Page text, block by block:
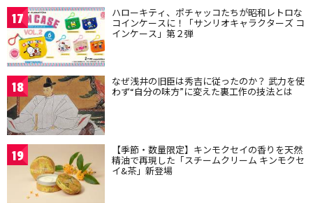
17 ハローキティ、ポチャッコたちが昭和レトロな
コインケースに！「サンリオキャラクターズ コ
インケース」第２弾
18 なぜ浅井の旧臣は秀吉に従ったのか？ 武力を使
わず“自分の味方”に変えた裏工作の技法とは
19 【季節・数量限定】キンモクセイの香りを天然
精油で再現した「スチームクリーム キンモクセ
イ&茶」新登場